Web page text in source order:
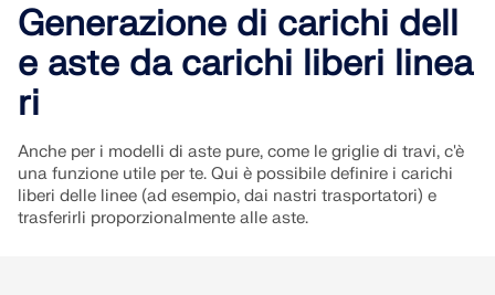
VERIFICA DELLE ZONE DI CARICO
Generazione di carichi dell
e aste da carichi liberi linea
ri
Anche per i modelli di aste pure, come le griglie di travi, c'è
una funzione utile per te. Qui è possibile definire i carichi
liberi delle linee (ad esempio, dai nastri trasportatori) e
trasferirli proporzionalmente alle aste.